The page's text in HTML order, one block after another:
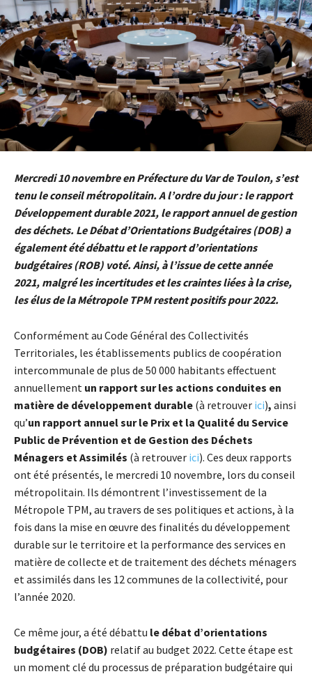
Mercredi 10 novembre en Préfecture du Var de Toulon, s’est
tenu le conseil métropolitain. A l’ordre du jour : le rapport
Développement durable 2021, le rapport annuel de gestion
des déchets. Le Débat d’Orientations Budgétaires (DOB) a
également été débattu et le rapport d’orientations
budgétaires (ROB) voté. Ainsi, à l’issue de cette année
2021, malgré les incertitudes et les craintes liées à la crise,
les élus de la Métropole TPM restent positifs pour 2022.
Conformément au Code Général des Collectivités
Territoriales, les établissements publics de coopération
intercommunale de plus de 50 000 habitants effectuent
annuellement un rapport sur les actions conduites en
matière de développement durable (à retrouver ici), ainsi
qu’un rapport annuel sur le Prix et la Qualité du Service
Public de Prévention et de Gestion des Déchets
Ménagers et Assimilés (à retrouver ici). Ces deux rapports
ont été présentés, le mercredi 10 novembre, lors du conseil
métropolitain. Ils démontrent l’investissement de la
Métropole TPM, au travers de ses politiques et actions, à la
fois dans la mise en œuvre des finalités du développement
durable sur le territoire et la performance des services en
matière de collecte et de traitement des déchets ménagers
et assimilés dans les 12 communes de la collectivité, pour
l’année 2020.
Ce même jour, a été débattu le débat d’orientations
budgétaires (DOB) relatif au budget 2022. Cette étape est
un moment clé du processus de préparation budgétaire qui